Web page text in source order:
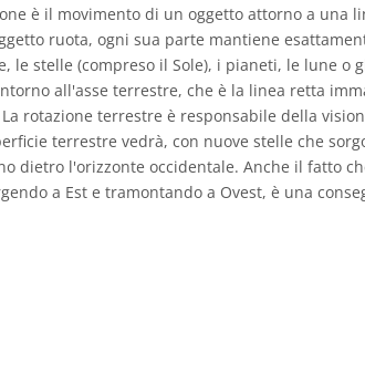
è il movimento di un oggetto attorno a una
ruota, ogni sua parte mantiene
le stelle (compreso il Sole), i pianeti, le lune o
all'asse terrestre, che è la linea retta
rotazione terrestre è responsabile della
terrestre vedrà, con nuove stelle che
dietro l'orizzonte occidentale. Anche il fatto
a Est e tramontando a Ovest, è una